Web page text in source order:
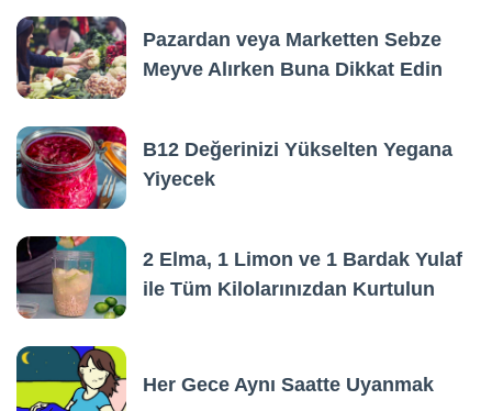
Pazardan veya Marketten Sebze
Meyve Alırken Buna Dikkat Edin
B12 Değerinizi Yükselten Yegana
Yiyecek
2 Elma, 1 Limon ve 1 Bardak Yulaf
ile Tüm Kilolarınızdan Kurtulun
Her Gece Aynı Saatte Uyanmak